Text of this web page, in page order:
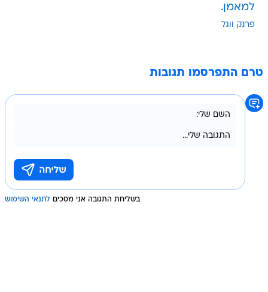
למאמן.
פרנק ווגל
טרם התפרסמו תגובות
בשליחת התגובה אני מסכים לתנאי השימוש